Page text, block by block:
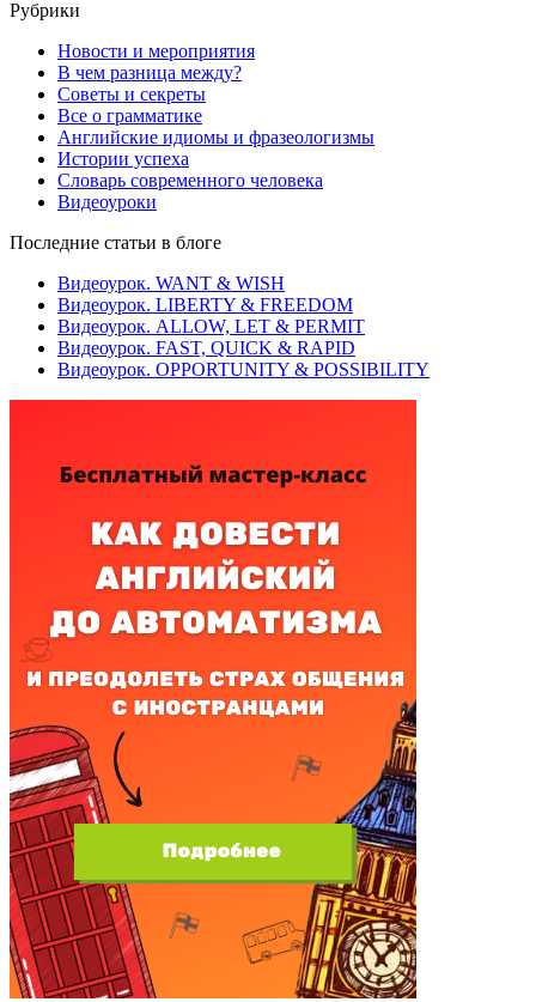
Рубрики
Новости и мероприятия
В чем разница между?
Советы и секреты
Все о грамматике
Английские идиомы и фразеологизмы
Истории успеха
Словарь современного человека
Видеоуроки
Последние статьи в блоге
Видеоурок. WANT & WISH
Видеоурок. LIBERTY & FREEDOM
Видеоурок. ALLOW, LET & PERMIT
Видеоурок. FAST, QUICK & RAPID
Видеоурок. OPPORTUNITY & POSSIBILITY